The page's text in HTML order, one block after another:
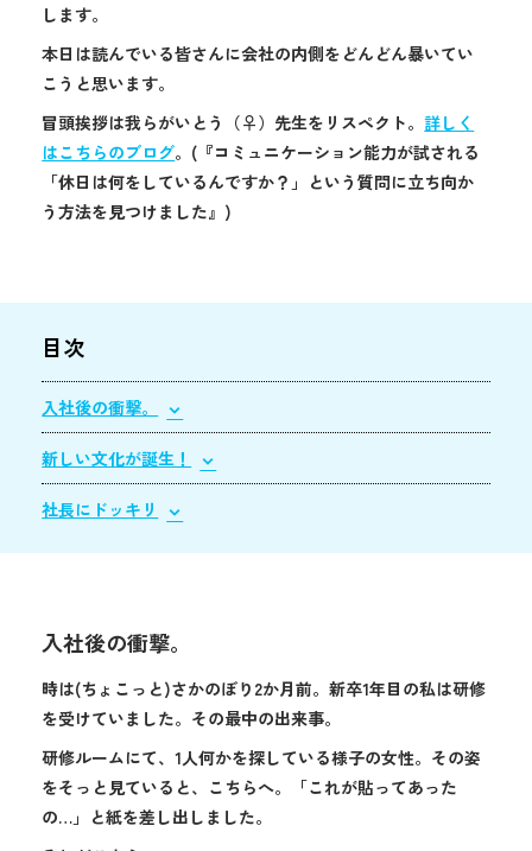
します。
本日は読んでいる皆さんに会社の内側をどんどん暴いてい
こうと思います。
冒頭挨拶は我らがいとう（♀）先生をリスペクト。詳しく
はこちらのブログ。(『コミュニケーション能力が試される
「休日は何をしているんですか？」という質問に立ち向か
う方法を見つけました』)
目次
入社後の衝撃。
新しい文化が誕生！
社長にドッキリ
入社後の衝撃。
時は(ちょこっと)さかのぼり2か月前。新卒1年目の私は研修
を受けていました。その最中の出来事。
研修ルームにて、1人何かを探している様子の女性。その姿
をそっと見ていると、こちらへ。「これが貼ってあった
の…」と紙を差し出しました。